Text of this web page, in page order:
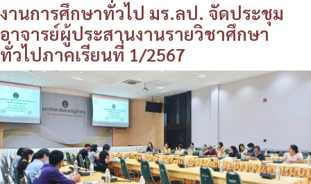
งานการศึกษาทั่วไป มร.ลป. จัดประชุม
อาจารย์ผู้ประสานงานรายวิชาศึกษา
ทั่วไปภาคเรียนที่ 1/2567